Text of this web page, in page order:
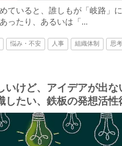
ていると、誰しもが「岐路」
ったり、あるいは「...
悩み・不安 人事 組織体制 思
いけど、アイデアが出
したい、鉄板の発想活性